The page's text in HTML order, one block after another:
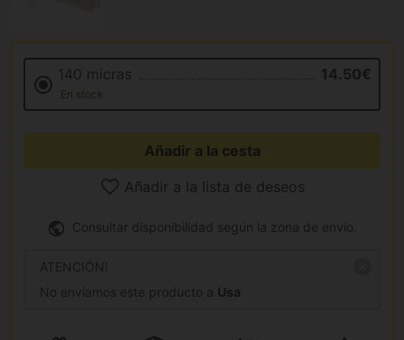
140 micras 14.50€
En stock
Añadir a la cesta
Añadir a la lista de deseos
Consultar disponibilidad según la zona de envío.
ATENCIÓN!
No enviamos este producto a Usa